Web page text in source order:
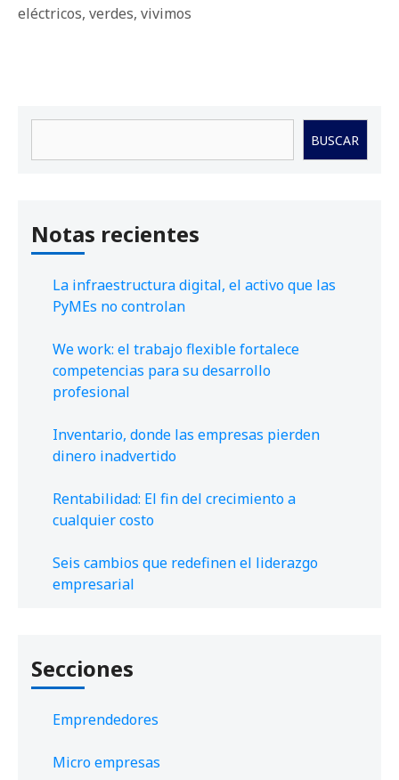
eléctricos, verdes, vivimos
BUSCAR
Notas recientes
La infraestructura digital, el activo que las
PyMEs no controlan
We work: el trabajo flexible fortalece
competencias para su desarrollo
profesional
Inventario, donde las empresas pierden
dinero inadvertido
Rentabilidad: El fin del crecimiento a
cualquier costo
Seis cambios que redefinen el liderazgo
empresarial
Secciones
Emprendedores
Micro empresas